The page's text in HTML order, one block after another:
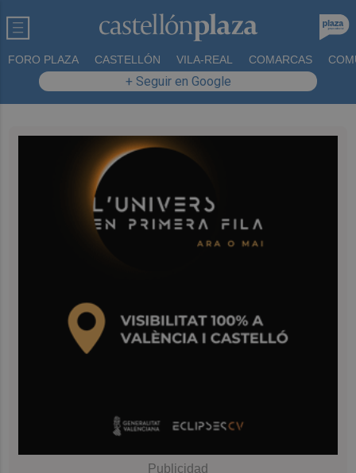
FORO PLAZA CASTELLÓN VILA-REAL COMARCAS
+ Seguir en Google